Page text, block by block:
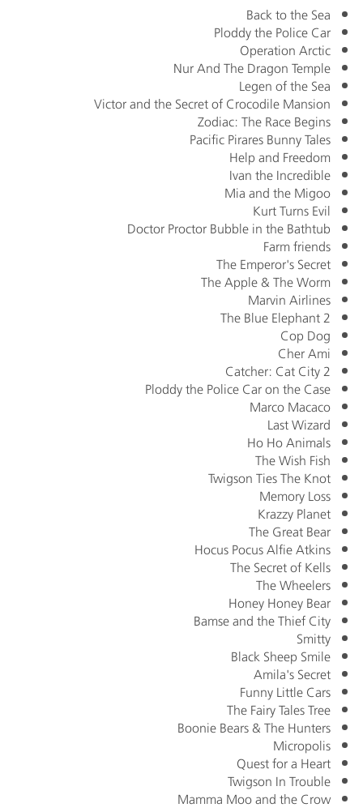
Back to the Sea
Ploddy the Police Car
Operation Arctic
Nur And The Dragon Temple
Legen of the Sea
Victor and the Secret of Crocodile Mansion
Zodiac: The Race Begins
Pacific Pirares Bunny Tales
Help and Freedom
Ivan the Incredible
Mia and the Migoo
Kurt Turns Evil
Doctor Proctor Bubble in the Bathtub
Farm friends
The Emperor's Secret
The Apple & The Worm
Marvin Airlines
The Blue Elephant 2
Cop Dog
Cher Ami
Catcher: Cat City 2
Ploddy the Police Car on the Case
Marco Macaco
Last Wizard
Ho Ho Animals
The Wish Fish
Twigson Ties The Knot
Memory Loss
Krazzy Planet
The Great Bear
Hocus Pocus Alfie Atkins
The Secret of Kells
The Wheelers
Honey Honey Bear
Bamse and the Thief City
Smitty
Black Sheep Smile
Amila's Secret
Funny Little Cars
The Fairy Tales Tree
Boonie Bears & The Hunters
Micropolis
Quest for a Heart
Twigson In Trouble
Mamma Moo and the Crow